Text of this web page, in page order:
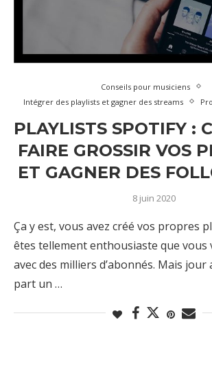
Conseils pour musiciens
Intégrer des playlists et gagner des streams
PLAYLISTS SPOTIFY :
FAIRE GROSSIR VOS
ET GAGNER DES
8 juin 2020
Ça y est, vous avez créé vos propres
êtes tellement enthousiaste que vous
avec des milliers d’abonnés. Mais jour
part un …